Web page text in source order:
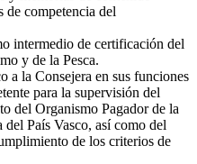
de competencia del
intermedio de certificación del
y de la Pesca.
a la Consejera en sus funciones
para la supervisión del
del Organismo Pagador de la
País Vasco, así como del
de los criterios de